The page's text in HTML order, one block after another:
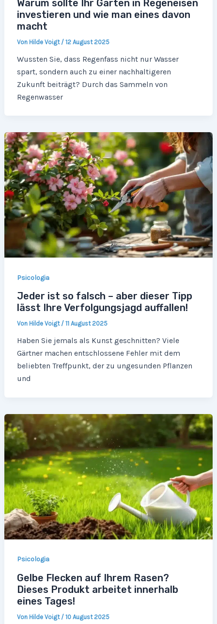
Warum sollte Ihr Garten in Regeneisen
investieren und wie man eines davon
macht
Von Hilde Voigt / 12 August 2025
Wussten Sie, dass Regenfass nicht nur Wasser
spart, sondern auch zu einer nachhaltigeren
Zukunft beiträgt? Durch das Sammeln von
Regenwasser
Psicologia
Jeder ist so falsch – aber dieser Tipp
lässt Ihre Verfolgungsjagd auffallen!
Von Hilde Voigt / 11 August 2025
Haben Sie jemals als Kunst geschnitten? Viele
Gärtner machen entschlossene Fehler mit dem
beliebten Treffpunkt, der zu ungesunden Pflanzen
und
Psicologia
Gelbe Flecken auf Ihrem Rasen?
Dieses Produkt arbeitet innerhalb
eines Tages!
Von Hilde Voigt / 10 August 2025